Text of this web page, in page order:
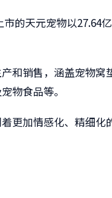
的天元宠物以27.64
和销售，涵盖宠物窝
物食品等。
更加情感化、精细化